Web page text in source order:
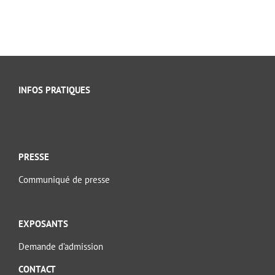
INFOS PRATIQUES
PRESSE
Communiqué de presse
EXPOSANTS
Demande d’admission
CONTACT